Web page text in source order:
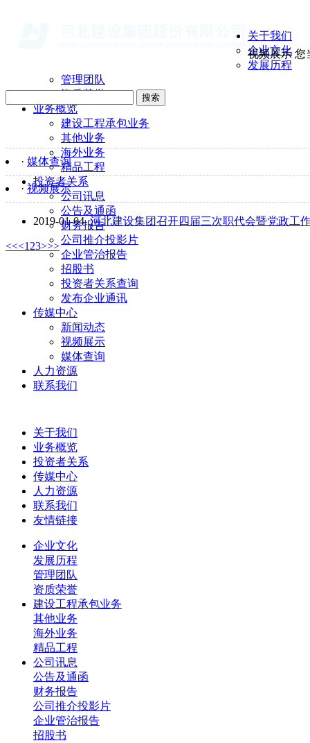
关于我们
企业文化
发展历程
管理团队
资质荣誉
业务概览
建设工程承包业务
其他业务
海外业务
精品工程
投资者关系
公司讯息
公告及通函
财务报告
公司推介投影片
企业管治报告
招股书
投资者关系查询
发布企业通讯
传媒中心
新闻动态
视频展示
媒体查询
人力资源
联系我们
视频展示 您
搜索
· 媒体查询
· 视频展示
2019-01-04 河北建设集团召开四届三次职代会暨党政工
<<<1 23>>>
关于我们
业务概览
投资者关系
传媒中心
人力资源
联系我们
友情链接
企业文化
发展历程
管理团队
资质荣誉
建设工程承包业务
其他业务
海外业务
精品工程
公司讯息
公告及通函
财务报告
公司推介投影片
企业管治报告
招股书